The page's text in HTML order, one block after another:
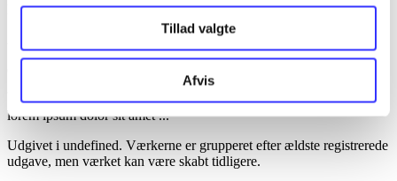
Tillad valgte
Afvis
lorem ipsum dolor sit amet ...
lorem ipsum dolor sit amet ...
Udgivet i undefined. Værkerne er grupperet efter ældste registrerede
udgave, men værket kan være skabt tidligere.